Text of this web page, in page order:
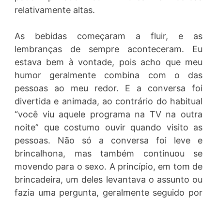
relativamente altas.
As bebidas começaram a fluir, e as
lembranças de sempre aconteceram. Eu
estava bem à vontade, pois acho que meu
humor geralmente combina com o das
pessoas ao meu redor. E a conversa foi
divertida e animada, ao contrário do habitual
“você viu aquele programa na TV na outra
noite” que costumo ouvir quando visito as
pessoas. Não só a conversa foi leve e
brincalhona, mas também continuou se
movendo para o sexo. A princípio, em tom de
brincadeira, um deles levantava o assunto ou
fazia uma pergunta, geralmente seguido por